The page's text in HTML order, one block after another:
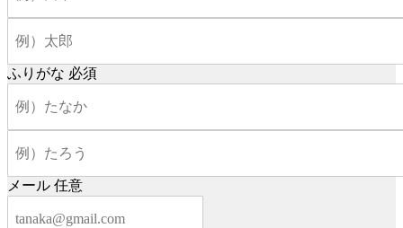
ふりがな 必須
メール 任意